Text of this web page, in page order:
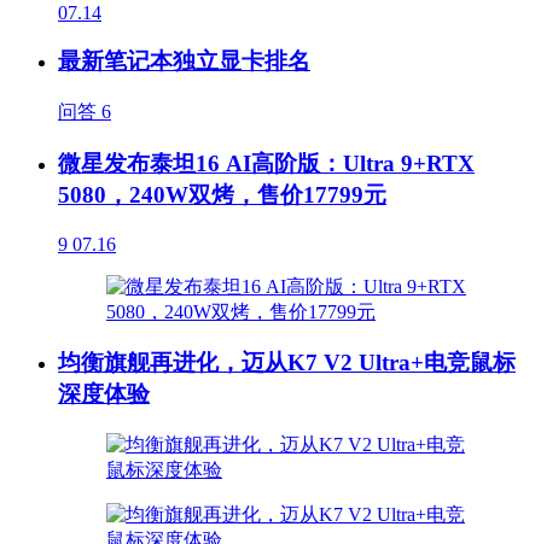
07.14
最新笔记本独立显卡排名
问答 6
微星发布泰坦16 AI高阶版：Ultra 9+RTX
5080，240W双烤，售价17799元
9 07.16
均衡旗舰再进化，迈从K7 V2 Ultra+电竞鼠标
深度体验